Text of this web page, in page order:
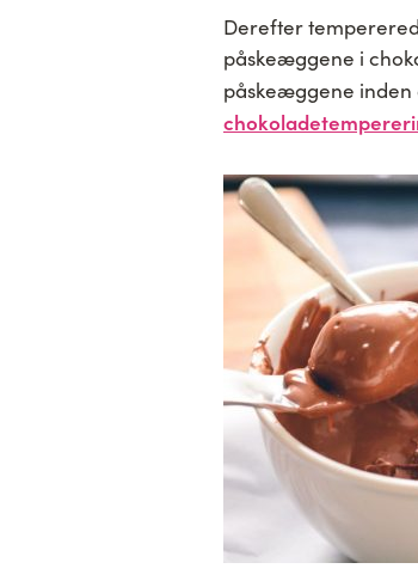
Derefter
påskeæggene i
påskeæggene inden